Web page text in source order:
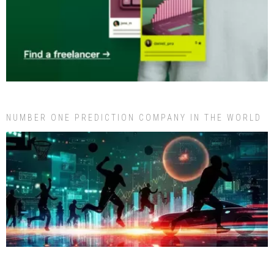
NUMBER ONE PREDICTION COMPANY IN THE WORLD